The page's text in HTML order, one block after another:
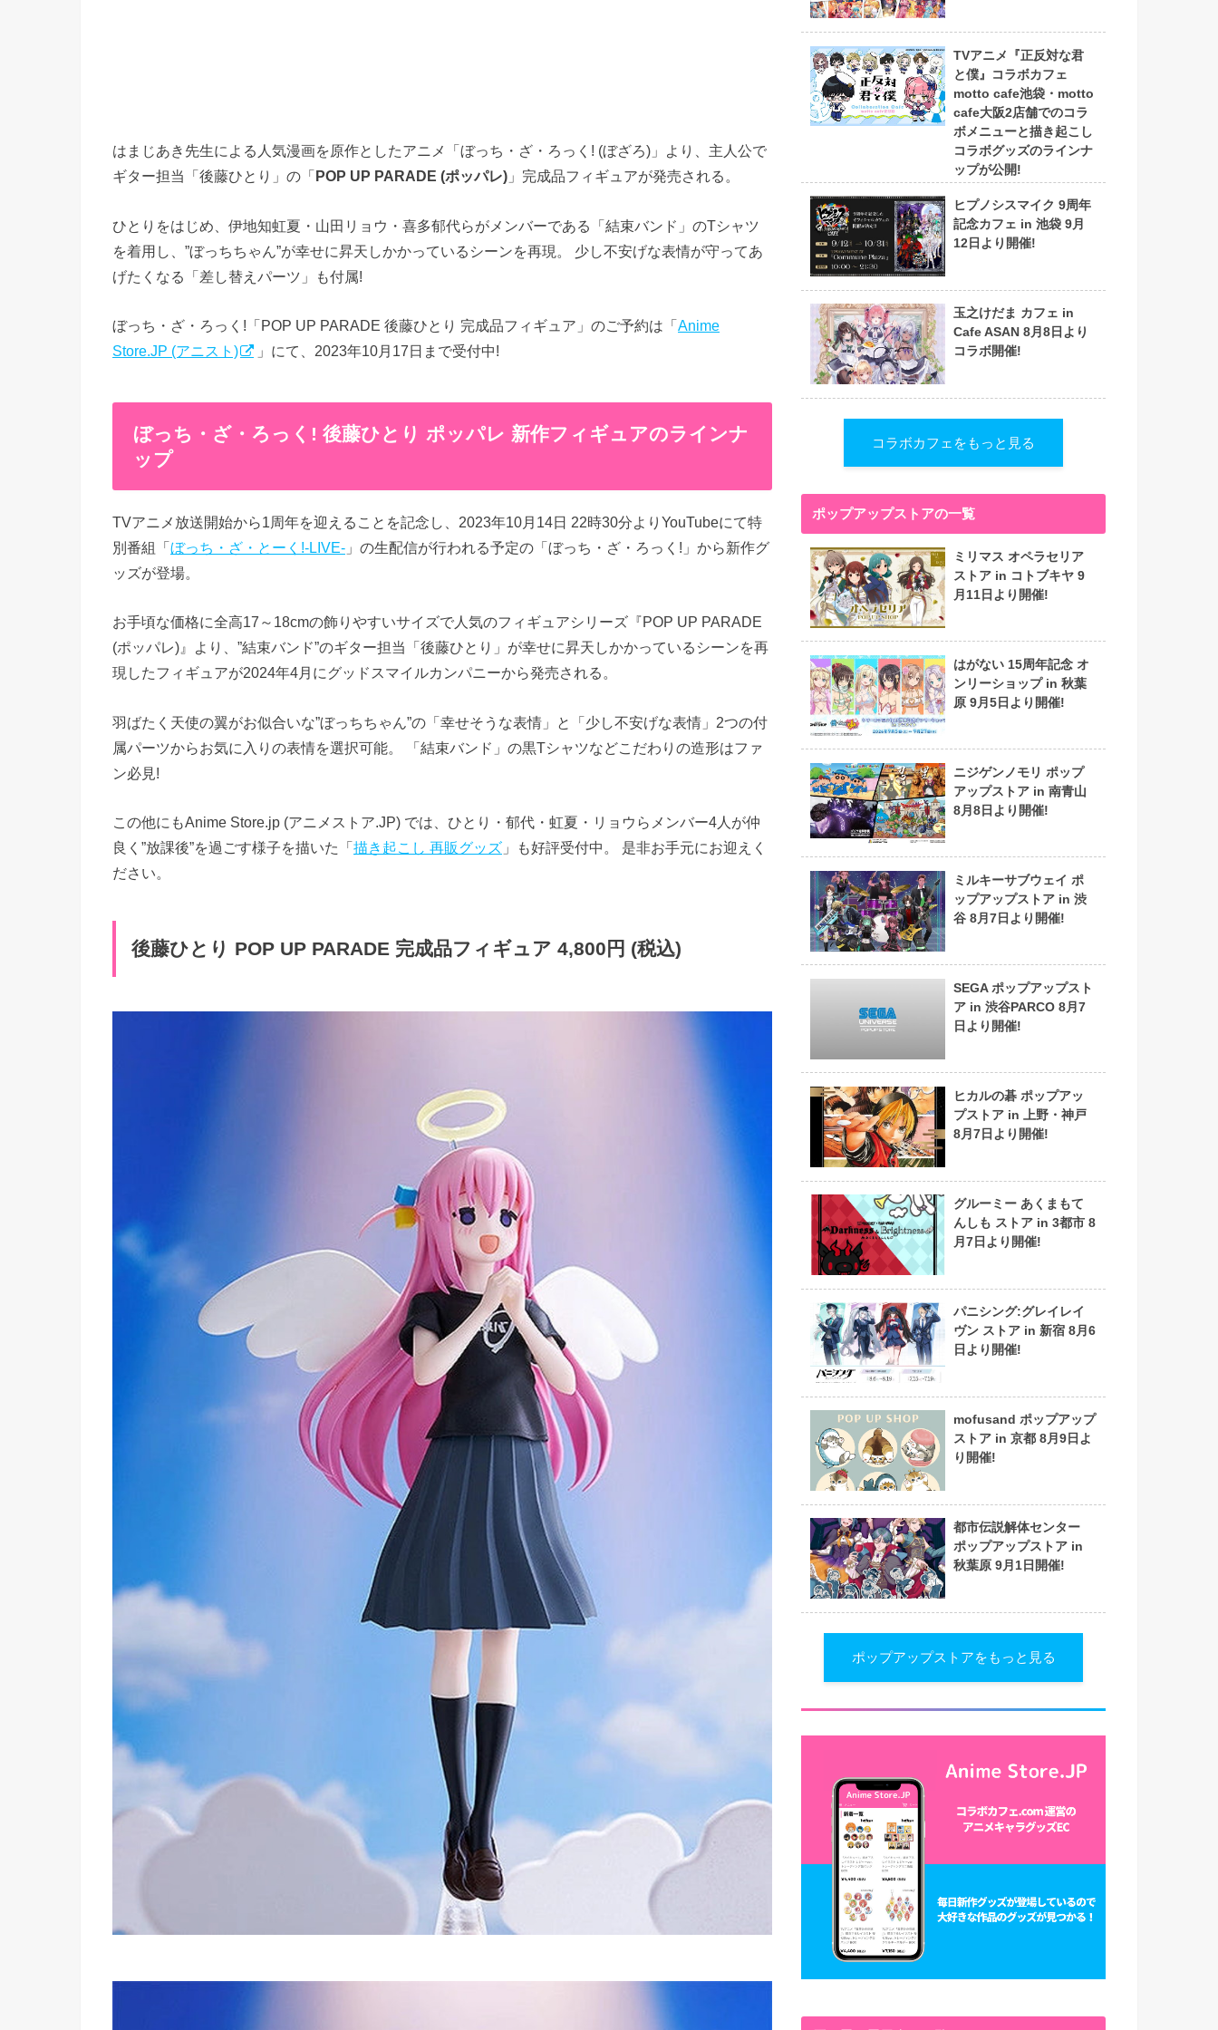
はまじあき先生による人気漫画を原作としたアニメ「ぼっち・ざ・ろっく! (ぼざろ)」より、主人公で
ギター担当「後藤ひとり」の「POP UP PARADE (ポッパレ) 」完成品フィギュアが発売される。
ひとりをはじめ、伊地知虹夏・山田リョウ・喜多郁代らがメンバーである「結束バンド」のTシャツ
を着用し、”ぼっちちゃん”が幸せに昇天しかかっているシーンを再現。 少し不安げな表情が守ってあ
げたくなる「差し替えパーツ」も付属!
ぼっち・ざ・ろっく!「POP UP PARADE 後藤ひとり 完成品フィギュア」のご予約は「Anime
Store.JP (アニスト)
」にて、2023年10月17日まで受付中!
ぼっち・ざ・ろっく! 後藤ひとり ポッパレ 新作フィギュアのラインナ
ップ
TVアニメ放送開始から1周年を迎えることを記念し、2023年10月14日 22時30分よりYouTubeにて特
別番組「ぼっち・ざ・とーく!-LIVE- 」の生配信が行われる予定の「ぼっち・ざ・ろっく!」から新作グ
ッズが登場。
お手頃な価格に全高17～18cmの飾りやすいサイズで人気のフィギュアシリーズ『POP UP PARADE
(ポッパレ)』より、”結束バンド”のギター担当「後藤ひとり」が幸せに昇天しかかっているシーンを再
現したフィギュアが2024年4月にグッドスマイルカンパニーから発売される。
羽ばたく天使の翼がお似合いな”ぼっちちゃん”の「幸せそうな表情」と「少し不安げな表情」2つの付
属パーツからお気に入りの表情を選択可能。 「結束バンド」の黒Tシャツなどこだわりの造形はファ
ン必見!
この他にもAnime Store.jp (アニメストア.JP) では、ひとり・郁代・虹夏・リョウらメンバー4人が仲
良く”放課後”を過ごす様子を描いた「描き起こし 再販グッズ 」も好評受付中。 是非お手元にお迎えく
ださい。
後藤ひとり POP UP PARADE 完成品フィギュア 4,800円 (税込)
TVアニメ『正反対な君
と僕』コラボカフェ
motto cafe池袋・motto
cafe大阪2店舗でのコラ
ボメニューと描き起こし
コラボグッズのラインナ
ップが公開!
ヒプノシスマイク 9周年
記念カフェ in 池袋 9月
12日より開催!
玉之けだま カフェ in
Cafe ASAN 8月8日より
コラボ開催!
コラボカフェをもっと見る
ポップアップストアの一覧
ミリマス オペラセリア
ストア in コトブキヤ 9
月11日より開催!
はがない 15周年記念 オ
ンリーショップ in 秋葉
原 9月5日より開催!
ニジゲンノモリ ポップ
アップストア in 南青山
8月8日より開催!
ミルキーサブウェイ ポ
ップアップストア in 渋
谷 8月7日より開催!
SEGA ポップアップスト
ア in 渋谷PARCO 8月7
日より開催!
ヒカルの碁 ポップアッ
プストア in 上野・神戸
8月7日より開催!
グルーミー あくまもて
んしも ストア in 3都市 8
月7日より開催!
パニシング:グレイレイ
ヴン ストア in 新宿 8月6
日より開催!
mofusand ポップアップ
ストア in 京都 8月9日よ
り開催!
都市伝説解体センター
ポップアップストア in
秋葉原 9月1日開催!
ポップアップストアをもっと見る